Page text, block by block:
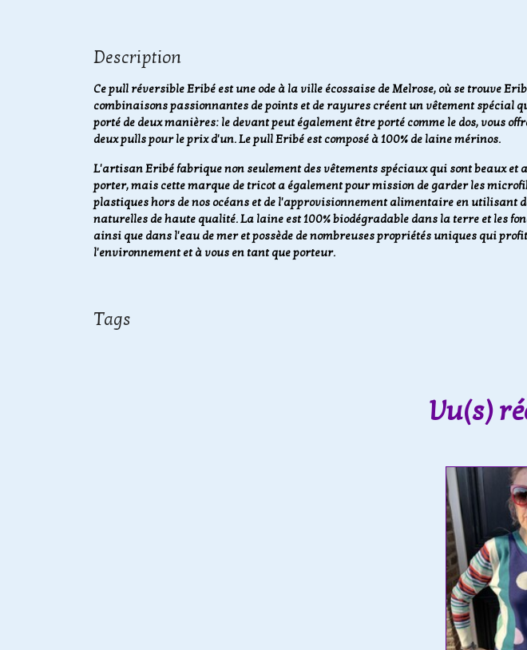
Description
Ce pull réversible Eribé est une ode à la ville écossaise de Melrose, où se trouve
combinaisons passionnantes de points et de rayures créent un vêtement spécial
porté de deux manières: le devant peut également être porté comme le dos, vous
deux pulls pour le prix d'un. Le pull Eribé est composé à 100% de laine mérinos.
L'artisan Eribé fabrique non seulement des vêtements spéciaux qui sont beaux et
porter, mais cette marque de tricot a également pour mission de garder les
plastiques hors de nos océans et de l'approvisionnement alimentaire en utilisant
naturelles de haute qualité. La laine est 100% biodégradable dans la terre et les
ainsi que dans l'eau de mer et possède de nombreuses propriétés uniques qui
l'environnement et à vous en tant que porteur.
Tags
Vu(s)